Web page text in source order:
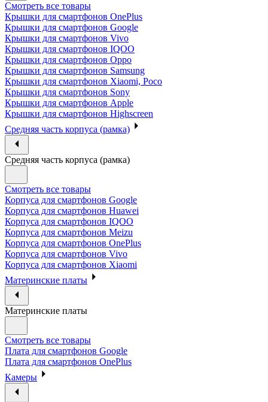
Смотреть все товары
Крышки для смартфонов OnePlus
Крышки для смартфонов Google
Крышки для смартфонов Vivo
Крышки для смартфонов IQOO
Крышки для смартфонов Oppo
Крышки для смартфонов Samsung
Крышки для смартфонов Xiaomi, Poco
Крышки для смартфонов Sony
Крышки для смартфонов Apple
Крышки для смартфонов Highscreen
Средняя часть корпуса (рамка)
Средняя часть корпуса (рамка)
Смотреть все товары
Корпуса для смартфонов Google
Корпуса для смартфонов Huawei
Корпуса для смартфонов IQOO
Корпуса для смартфонов Meizu
Корпуса для смартфонов OnePlus
Корпуса для смартфонов Vivo
Корпуса для смартфонов Xiaomi
Материнские платы
Материнские платы
Смотреть все товары
Плата для смартфонов Google
Плата для смартфонов OnePlus
Камеры